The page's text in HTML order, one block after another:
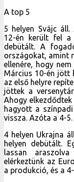
A top 5
5 helyen Svájc
12-én került fel a
debütált. A
országokat, amint
ellenére, hogy
Március 10-én jött
az első helyre
jöttek a
Ahogy
hagyott a
vissza. Azóta a 4-
4 helyen Ukrajna
helyen debütált.
lassan
elérkeztünk az
a produkció, és a